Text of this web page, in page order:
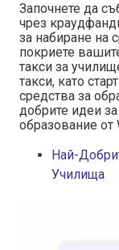
Започнете да
чрез
за набиране на
покриете
такси за
такси, като
средства за
добрите идеи
образование от
Най-
Училища